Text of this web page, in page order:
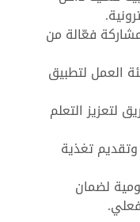
فعّالة من
العمل لتطبيق
لتعزيز التعلم
تغذية
لضمان